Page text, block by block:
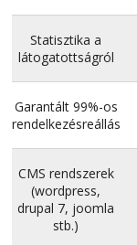
Statisztika a
látogatottságról
Garantált 99%-os
rendelkezésreállás
CMS rendszerek
(wordpress,
drupal 7, joomla
stb.)